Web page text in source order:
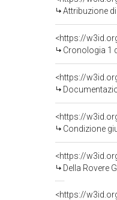
Attribuzione di
<https://
Cronologia 1
Condizione
<https://
Della Rovere
<https://